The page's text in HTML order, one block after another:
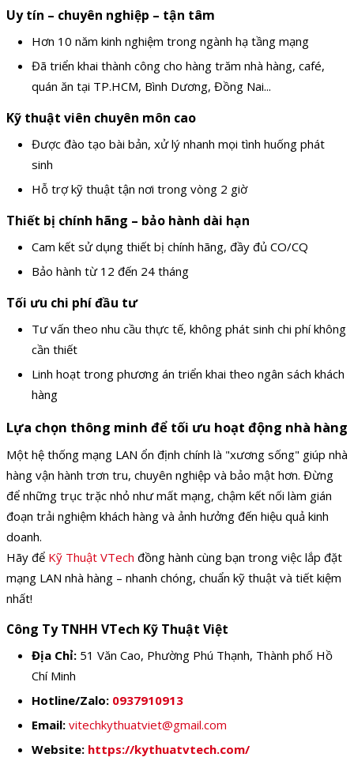
Uy tín – chuyên nghiệp – tận tâm
Hơn 10 năm kinh nghiệm trong ngành hạ tầng mạng
Đã triển khai thành công cho hàng trăm nhà hàng, café,
quán ăn tại TP.HCM, Bình Dương, Đồng Nai...
Kỹ thuật viên chuyên môn cao
Được đào tạo bài bản, xử lý nhanh mọi tình huống phát
sinh
Hỗ trợ kỹ thuật tận nơi trong vòng 2 giờ
Thiết bị chính hãng – bảo hành dài hạn
Cam kết sử dụng thiết bị chính hãng, đầy đủ CO/CQ
Bảo hành từ 12 đến 24 tháng
Tối ưu chi phí đầu tư
Tư vấn theo nhu cầu thực tế, không phát sinh chi phí không
cần thiết
Linh hoạt trong phương án triển khai theo ngân sách khách
hàng
Lựa chọn thông minh để tối ưu hoạt động nhà hàng
Một hệ thống mạng LAN ổn định chính là "xương sống" giúp nhà
hàng vận hành trơn tru, chuyên nghiệp và bảo mật hơn. Đừng
để những trục trặc nhỏ như mất mạng, chậm kết nối làm gián
đoạn trải nghiệm khách hàng và ảnh hưởng đến hiệu quả kinh
doanh.
Hãy để Kỹ Thuật VTech đồng hành cùng bạn trong việc lắp đặt
mạng LAN nhà hàng – nhanh chóng, chuẩn kỹ thuật và tiết kiệm
nhất!
Công Ty TNHH VTech Kỹ Thuật Việt
Địa Chỉ: 51 Văn Cao, Phường Phú Thạnh, Thành phố Hồ
Chí Minh
Hotline/Zalo: 0937910913
Email: vitechkythuatviet@gmail.com
Website: https://kythuatvtech.com/